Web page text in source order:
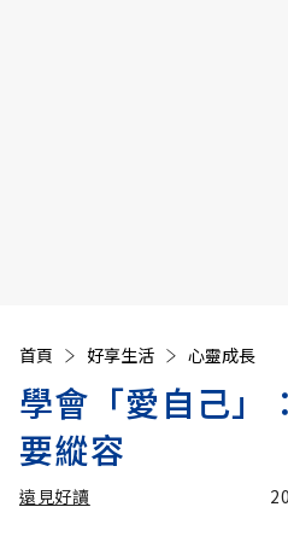
首頁 好享生活 心靈成長
學會「愛自己」
要縱容
遠見好讀